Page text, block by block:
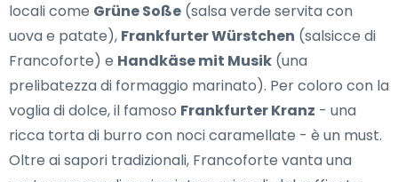
locali come Grüne Soße (salsa verde servita con
uova e patate), Frankfurter Würstchen (salsicce di
Francoforte) e Handkäse mit Musik (una
prelibatezza di formaggio marinato). Per coloro con la
voglia di dolce, il famoso Frankfurter Kranz - una
ricca torta di burro con noci caramellate - è un must.
Oltre ai sapori tradizionali, Francoforte vanta una